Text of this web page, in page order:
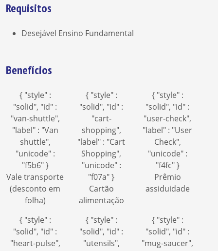
Requisitos
Desejável Ensino Fundamental
Benefícios
{ "style" :
"solid", "id" :
"van-shuttle",
"label" : "Van
shuttle",
"unicode" :
"f5b6" }
Vale transporte
(desconto em
folha)
{ "style" :
"solid", "id" :
"cart-
shopping",
"label" : "Cart
Shopping",
"unicode" :
"f07a" }
Cartão
alimentação
{ "style" :
"solid", "id" :
"user-check",
"label" : "User
Check",
"unicode" :
"f4fc" }
Prêmio
assiduidade
{ "style" :
"solid", "id" :
"heart-pulse",
{ "style" :
"solid", "id" :
"utensils",
{ "style" :
"solid", "id" :
"mug-saucer",